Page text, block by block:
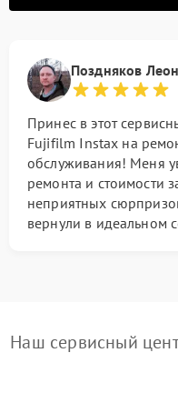
Поздняков
Принес в этот
Fujifilm Instax на
обслуживания! Меня
ремонта и стоимости
неприятных
вернули в идеальном
Наш сервисный